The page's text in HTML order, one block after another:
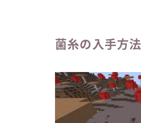
菌糸の入手方法